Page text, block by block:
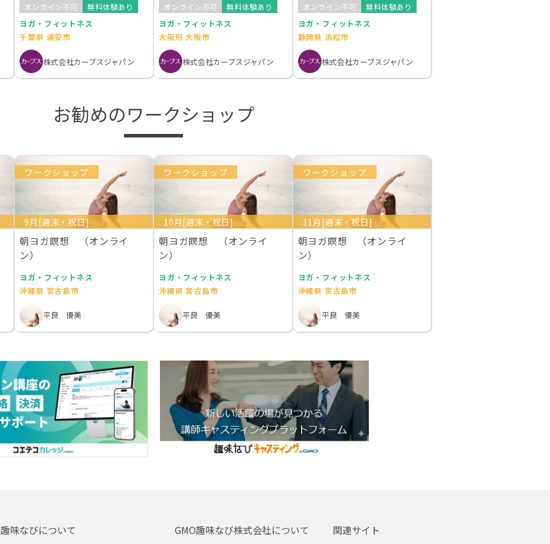
オンライン不可
無料体験あり
ヨガ・フィットネス
千葉県 浦安市
株式会社カーブスジャパン
オンライン不可
無料体験あり
ヨガ・フィットネス
大阪府 大阪市
株式会社カーブスジャパン
オンライン不可
無料体験あり
ヨガ・フィットネス
静岡県 浜松市
株式会社カーブスジャパン
お勧めのワークショップ
ワークショップ
9月[週末・祝日]
朝ヨガ瞑想 （オンライ
ン）
ヨガ・フィットネス
沖縄県 宮古島市
平良 優美
ワークショップ
10月[週末・祝日]
朝ヨガ瞑想 （オンライ
ン）
ヨガ・フィットネス
沖縄県 宮古島市
平良 優美
ワークショップ
11月[週末・祝日]
朝ヨガ瞑想 （オンライ
ン）
ヨガ・フィットネス
沖縄県 宮古島市
平良 優美
趣味なびについて GMO趣味なび株式会社について 関連サイト